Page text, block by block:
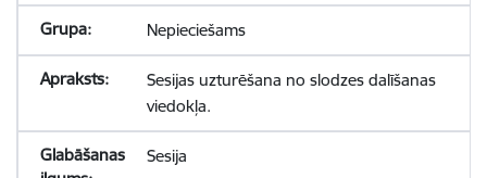
Nepieciešams
Sesijas uzturēšana no slodzes dalīšanas
viedokļa.
Sesija